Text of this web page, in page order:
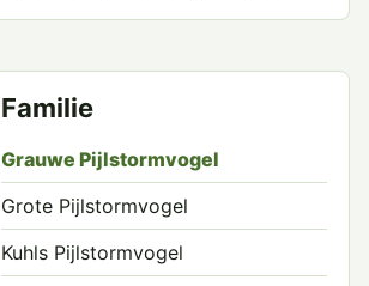
Familie
Grauwe Pijlstormvogel
Grote Pijlstormvogel
Kuhls Pijlstormvogel